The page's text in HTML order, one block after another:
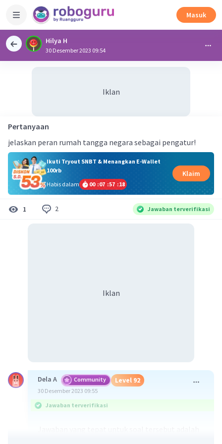
Masuk
Hilya H
30 Desember 2023 09:54
Iklan
Pertanyaan
jelaskan peran rumah tangga negara sebagai pengatur!
Ikuti Tryout SNBT & Menangkan E-Wallet
100rb
Habis dalam
00 :07 :57 :17
Klaim
1 2 Jawaban terverifikasi
Iklan
Dela A Community Level 92
30 Desember 2023 09:55
Jawaban terverifikasi